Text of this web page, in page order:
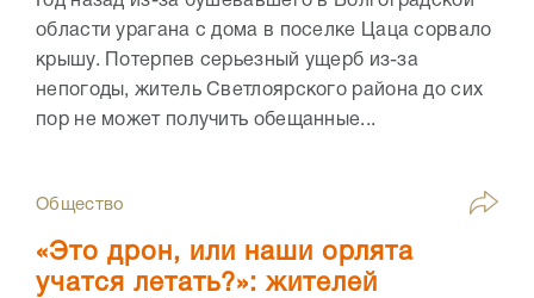
области урагана с дома в поселке Цаца сорвало
крышу. Потерпев серьезный ущерб из-за
непогоды, житель Светлоярского района до сих
пор не может получить обещанные...
Общество
«Это дрон, или наши орлята
учатся летать?»: жителей